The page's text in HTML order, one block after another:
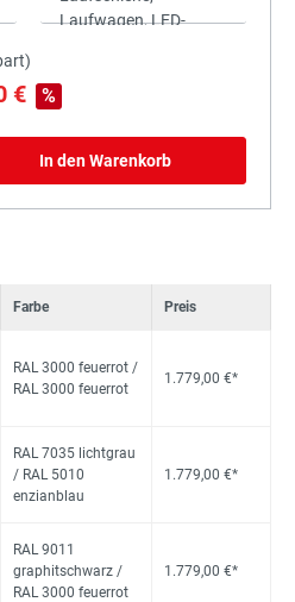
€ %
In den Warenkorb
Farbe Preis
RAL 3000 feuerrot /
RAL 3000 feuerrot
1.779,00 €*
RAL 7035 lichtgrau
/ RAL 5010
enzianblau
1.779,00 €*
RAL 9011
graphitschwarz /
RAL 3000 feuerrot
1.779,00 €*